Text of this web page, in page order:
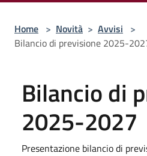
Home > Novità > Avvisi >
Bilancio di previsione 2025-
Bilancio di
2025-2027
Presentazione bilancio di